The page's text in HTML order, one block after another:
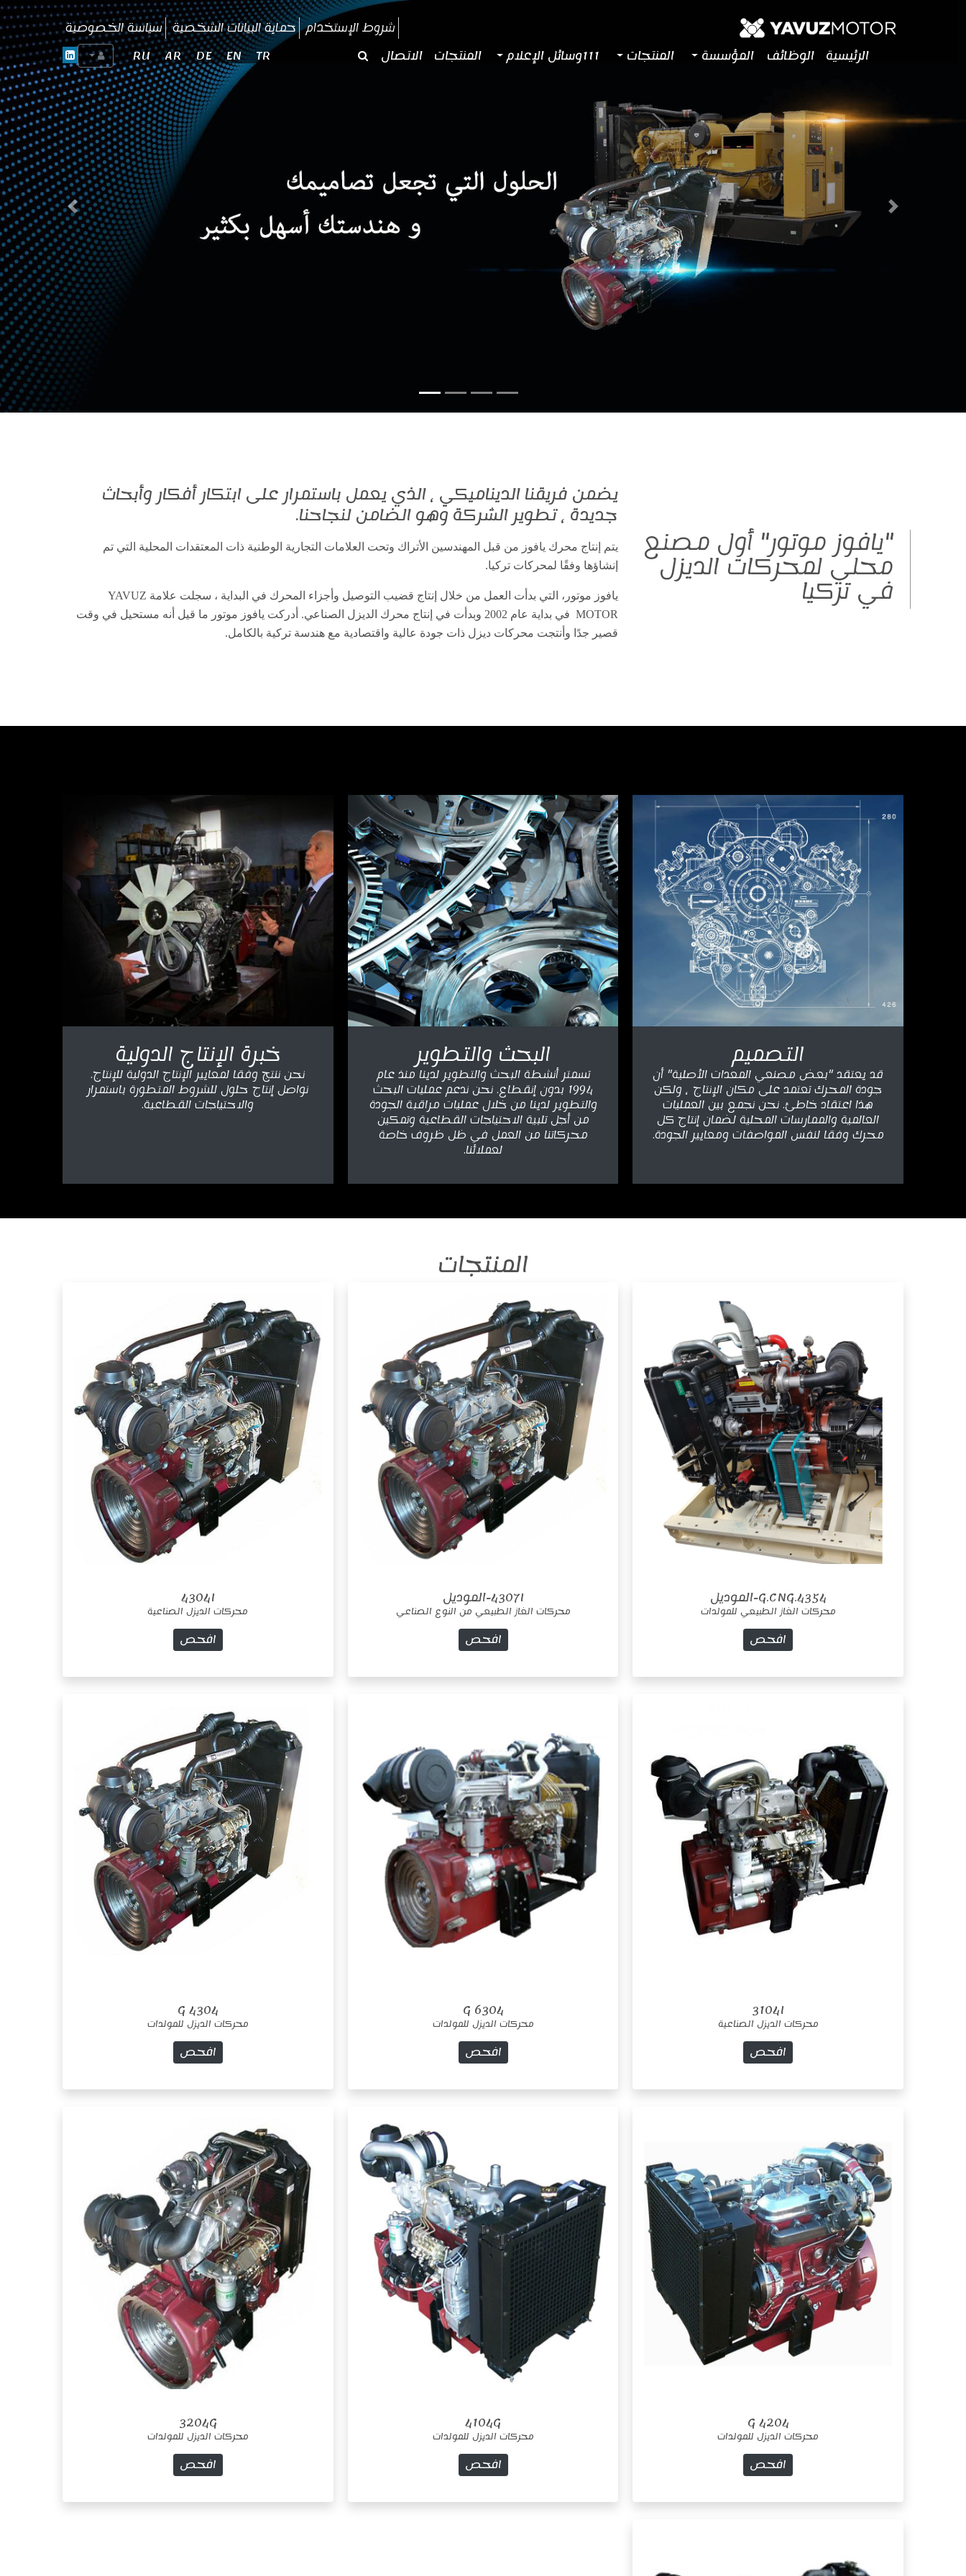
شروط الإستخدام حماية البيانات الشخصية سياسة الخصوصية
الرئيسية الوظائف المؤسسة المنتجات 111وسائل الإعلام المنتجات الاتصال TR
EN
DE
AR
RU
Previous Next
"يافوز موتور" أول مصنع
محلي لمحركات الديزل
في تركيا
يضمن فريقنا الديناميكي ، الذي يعمل باستمرار على ابتكار أفكار وأبحاث
جديدة ، تطوير الشركة وهو الضامن لنجاحنا.
يتم إنتاج محرك يافوز من قبل المهندسين الأتراك وتحت العلامات التجارية الوطنية ذات المعتقدات المحلية التي تم
إنشاؤها وفقًا لمحركات تركيا.
يافوز موتور، التي بدأت العمل من خلال إنتاج قضيب التوصيل وأجزاء المحرك في البداية ، سجلت علامة YAVUZ
MOTOR في بداية عام 2002 وبدأت في إنتاج محرك الديزل الصناعي. أدركت يافوز موتور ما قيل أنه مستحيل في وقت
قصير جدًا وأنتجت محركات ديزل ذات جودة عالية واقتصادية مع هندسة تركية بالكامل.
التصميم
قد يعتقد "بعض مصنعي المعدات الأصلية" أن
جودة المحرك تعتمد على مكان الإنتاج ، ولكن
هذا اعتقاد خاطئ. نحن نجمع بين العمليات
العالمية والممارسات المحلية لضمان إنتاج كل
محرك وفقا لنفس المواصفات ومعايير الجودة.
البحث والتطوير
تسمتر أنشطة البحث والتطوير لدينا منذ عام
1994 بدون إنقطاع. نحن ندعم عمليات البحث
والتطوير لدينا من خلال عمليات مراقبة الجودة
من أجل تلبية الاحتياجات القطاعية وتمكين
محركاتنا من العمل في ظل ظروف خاصة
لعملائنا.
خبرة الإنتاج الدولية
نحن ننتج وفقا لمعايير الإنتاج الدولية للإنتاج.
نواصل إنتاج حلول للشروط المتطورة باستمرار
والاحتياجات القطاعية.
المنتجات
4354.G.CNG-الموديل
محركات الغاز الطبيعي للمولدات
افحص
4307I-الموديل
محركات الغاز الطبيعي من النوع الصناعي
افحص
4304I
محركات الديزل الصناعية
افحص
3104I
محركات الديزل الصناعية
افحص
6304 G
محركات الديزل للمولدات
افحص
4304 G
محركات الديزل للمولدات
افحص
4204 G
محركات الديزل للمولدات
افحص
4104G
محركات الديزل للمولدات
افحص
3204G
محركات الديزل للمولدات
افحص